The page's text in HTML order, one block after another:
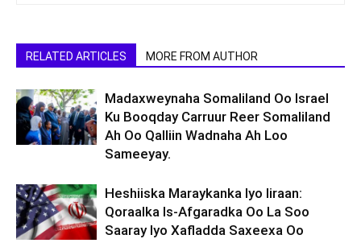
RELATED ARTICLES MORE FROM AUTHOR
Madaxweynaha Somaliland Oo Israel
Ku Booqday Carruur Reer Somaliland
Ah Oo Qalliin Wadnaha Ah Loo
Sameeyay.
Heshiiska Maraykanka Iyo Iiraan:
Qoraalka Is-Afgaradka Oo La Soo
Saaray Iyo Xafladda Saxeexa Oo